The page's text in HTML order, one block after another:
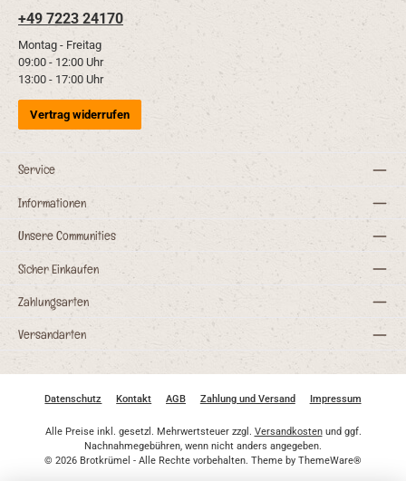
Sicher Einkaufen
Service
Informationen
+49 7223 24170
Montag - Freitag
09:00 - 12:00 Uhr
13:00 - 17:00 Uhr
Vertrag widerrufen
Unsere Communities
Zahlungsarten
Versandarten
Datenschutz Kontakt AGB Zahlung und Versand Impressum
Alle Preise inkl. gesetzl. Mehrwertsteuer zzgl. Versandkostenund ggf.
Nachnahmegebühren, wenn nicht anders angegeben.
© 2026 Brotkrümel - Alle Rechte vorbehalten. Theme by ThemeWare®